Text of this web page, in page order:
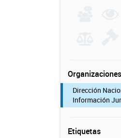
Organizaciones
Dirección
Información
Etiquetas